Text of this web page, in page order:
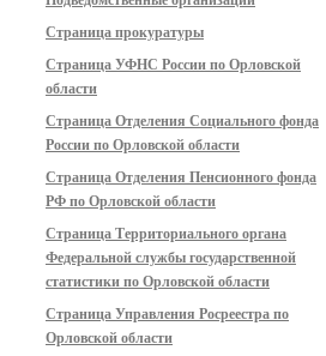
Страница прокуратуры
Страница УФНС России по Орловской
области
Страница Отделения Социального фонда
России по Орловской области
Страница Отделения Пенсионного фонда
РФ по Орловской области
Страница Территориального органа
Федеральной службы государственной
статистики по Орловской области
Страница Управления Росреестра по
Орловской области